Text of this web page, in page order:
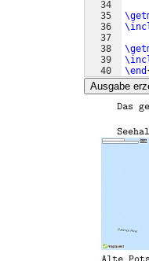
34
35
36
37
38
39
40
\end
Ausgabe